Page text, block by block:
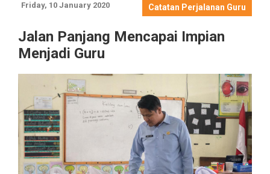
Catatan Perjalanan Guru
Friday, 10 January 2020
Jalan Panjang Mencapai Impian
Menjadi Guru